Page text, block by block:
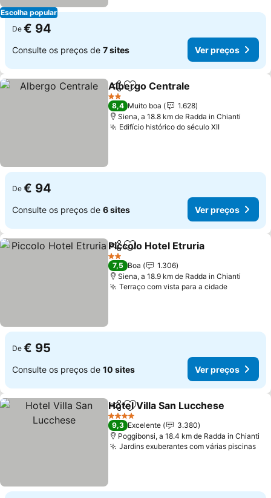
Escolha popular
De € 94
Consulte os preços de 7 sites Ver preços
PartilharAdicionar aos favoritos
Albergo Centrale
2 Estrelas
8,4 Muito boa
1.628
Siena, a 18.8 km de Radda in Chianti
Edifício histórico do século XII
De € 94
Consulte os preços de 6 sites Ver preços
PartilharAdicionar aos favoritos
Piccolo Hotel Etruria
2 Estrelas
7,5 Boa
1.306
Siena, a 18.9 km de Radda in Chianti
Terraço com vista para a cidade
De € 95
Consulte os preços de 10 sites Ver preços
PartilharAdicionar aos favoritos
Hotel Villa San Lucchese
4 Estrelas
9,3 Excelente
3.380
Poggibonsi, a 18.4 km de Radda in Chianti
Jardins exuberantes com várias piscinas